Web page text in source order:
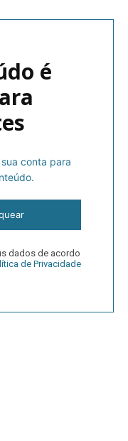
é
conta para
dados de acordo
de Privacidade